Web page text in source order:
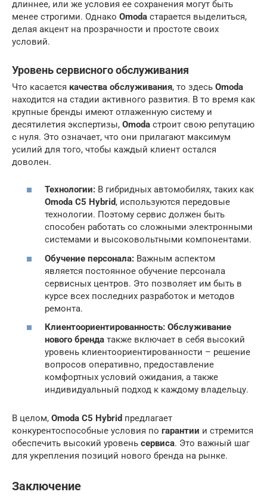
длиннее, или же условия ее сохранения могут быть
менее строгими. Однако Omoda старается выделиться,
делая акцент на прозрачности и простоте своих
условий.
Уровень сервисного обслуживания
Что касается качества обслуживания, то здесь Omoda
находится на стадии активного развития. В то время как
крупные бренды имеют отлаженную систему и
десятилетия экспертизы, Omoda строит свою репутацию
с нуля. Это означает, что они прилагают максимум
усилий для того, чтобы каждый клиент остался
доволен.
Технологии: В гибридных автомобилях, таких как
Omoda C5 Hybrid, используются передовые
технологии. Поэтому сервис должен быть
способен работать со сложными электронными
системами и высоковольтными компонентами.
Обучение персонала: Важным аспектом
является постоянное обучение персонала
сервисных центров. Это позволяет им быть в
курсе всех последних разработок и методов
ремонта.
Клиентоориентированность: Обслуживание
нового бренда также включает в себя высокий
уровень клиентоориентированности – решение
вопросов оперативно, предоставление
комфортных условий ожидания, а также
индивидуальный подход к каждому владельцу.
В целом, Omoda C5 Hybrid предлагает
конкурентоспособные условия по гарантии и стремится
обеспечить высокий уровень сервиса. Это важный шаг
для укрепления позиций нового бренда на рынке.
Заключение